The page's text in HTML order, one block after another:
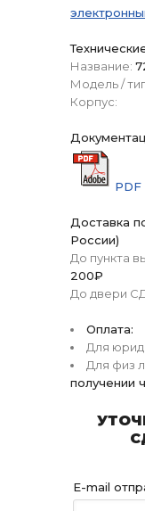
Название:
Модель /
Корпус:
PDF
Доставка
России)
До пункта
200₽
До двери
Оплата:
Для
Для физ
получении
E-mail